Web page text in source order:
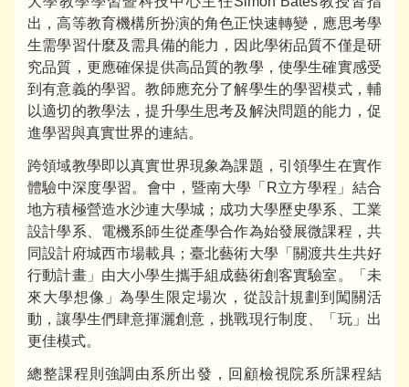
出，高等教育機構所扮演的角色正快速轉變，應思考學
生需學習什麼及需具備的能力，因此學術品質不僅是研
究品質，更應確保提供高品質的教學，使學生確實感受
到有意義的學習。教師應充分了解學生的學習模式，輔
以適切的教學法，提升學生思考及解決問題的能力，促
進學習與真實世界的連結。
跨領域教學即以真實世界現象為課題，引領學生在實作
體驗中深度學習。會中，暨南大學「R立方學程」結合
地方積極營造水沙連大學城；成功大學歷史學系、工業
設計學系、電機系師生從產學合作為始發展微課程，共
同設計府城西市場載具；臺北藝術大學「關渡共生共好
行動計畫」由大小學生攜手組成藝術創客實驗室。「未
來大學想像」為學生限定場次，從設計規劃到闖關活
動，讓學生們肆意揮灑創意，挑戰現行制度、「玩」出
更佳模式。
總整課程則強調由系所出發，回顧檢視院系所課程結